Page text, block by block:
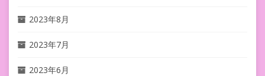
2023年8月
2023年7月
2023年6月